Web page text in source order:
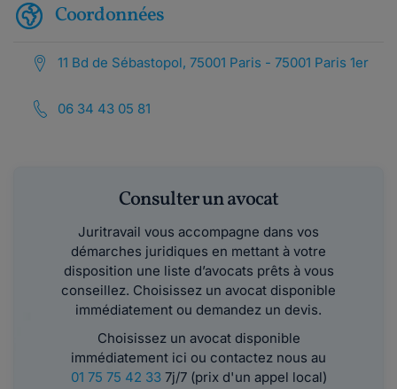
Coordonnées
11 Bd de Sébastopol, 75001 Paris - 75001 Paris 1er
06 34 43 05 81
Consulter un avocat
Juritravail vous accompagne dans vos
démarches juridiques en mettant à votre
disposition une liste d’avocats prêts à vous
conseillez. Choisissez un avocat disponible
immédiatement ou demandez un devis.
Choisissez un avocat disponible
immédiatement ici ou contactez nous au
01 75 75 42 337j/7 (prix d'un appel local)